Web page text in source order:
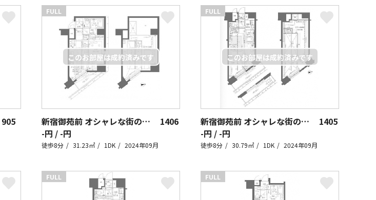
905
FULL
新宿御苑前 オシャレな街の住人~+loft~
1406
-円 / -円
徒歩8分 31.23㎡ 1DK 2024年09月
FULL
新宿御苑前 オシャレな街の住人~+loft~
1405
-円 / -円
徒歩8分 30.79㎡ 1DK 2024年09月
FULL FULL